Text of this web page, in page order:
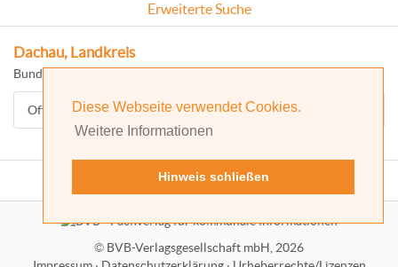
Diese Webseite verwendet Cookies.
Weitere Informationen
Hinweis schließen
Erweiterte Suche
Dachau, Landkreis
Bundesland: Bayern
Offizielle Homepage
© BVB-Verlagsgesellschaft mbH, 2026